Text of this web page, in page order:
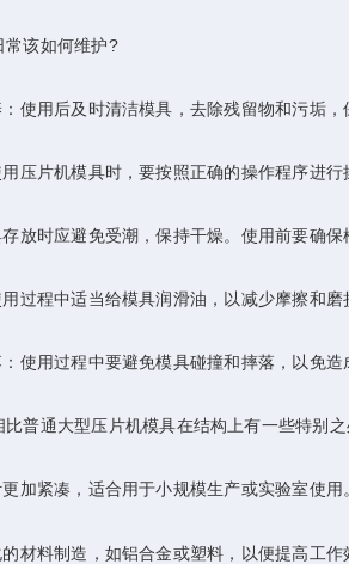
该如何维护?
用后及时清洁模具，去除残留物和污垢，
片机模具时，要按照正确的操作程序进行
时应避免受潮，保持干燥。使用前要确保
程中适当给模具润滑油，以减少摩擦和磨
用过程中要避免模具碰撞和摔落，以免造
通大型压片机模具在结构上有一些特别之
紧凑，适合用于小规模生产或实验室使用
料制造，如铝合金或塑料，以便提高工作